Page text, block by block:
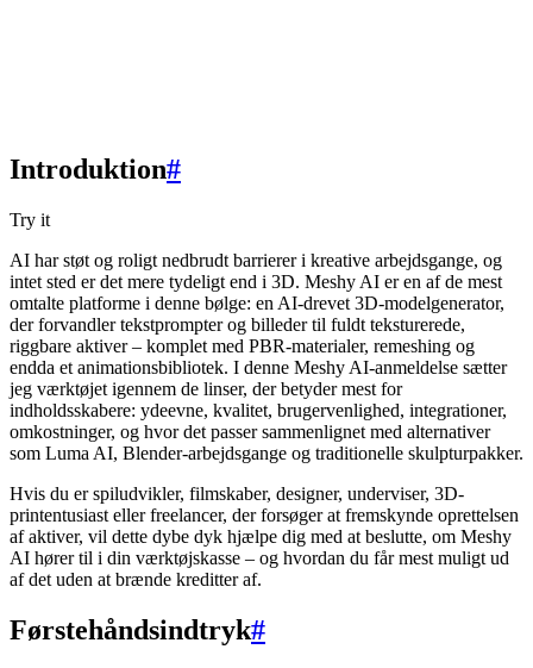
Introduktion#
Try it
AI har støt og roligt nedbrudt barrierer i kreative arbejdsgange, og
intet sted er det mere tydeligt end i 3D. Meshy AI er en af de mest
omtalte platforme i denne bølge: en AI-drevet 3D-modelgenerator,
der forvandler tekstprompter og billeder til fuldt teksturerede,
riggbare aktiver – komplet med PBR-materialer, remeshing og
endda et animationsbibliotek. I denne Meshy AI-anmeldelse sætter
jeg værktøjet igennem de linser, der betyder mest for
indholdsskabere: ydeevne, kvalitet, brugervenlighed, integrationer,
omkostninger, og hvor det passer sammenlignet med alternativer
som Luma AI, Blender-arbejdsgange og traditionelle skulpturpakker.
Hvis du er spiludvikler, filmskaber, designer, underviser, 3D-
printentusiast eller freelancer, der forsøger at fremskynde oprettelsen
af aktiver, vil dette dybe dyk hjælpe dig med at beslutte, om Meshy
AI hører til i din værktøjskasse – og hvordan du får mest muligt ud
af det uden at brænde kreditter af.
Førstehåndsindtryk#